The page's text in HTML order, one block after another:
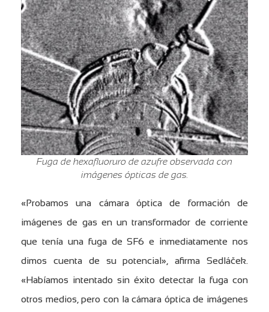
Fuga de hexafluoruro de azufre observada con
imágenes ópticas de gas.
«Probamos una cámara óptica de formación de
imágenes de gas en un transformador de corriente
que tenía una fuga de SF6 e inmediatamente nos
dimos cuenta de su potencial», afirma Sedláček.
«Habíamos intentado sin éxito detectar la fuga con
otros medios, pero con la cámara óptica de imágenes